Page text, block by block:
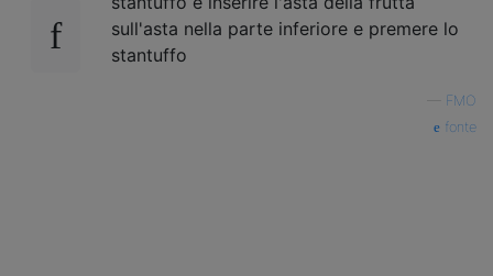
sull'asta nella parte inferiore e premere lo
stantuffo
FMO
fonte